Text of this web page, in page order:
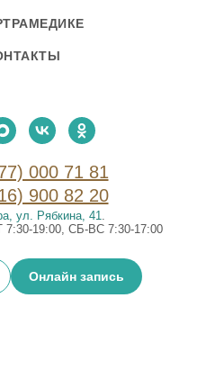
000 71 81
900 82 20
ул. Рябкина, 41.
7:30-19:00, СБ-ВС 7:30-17:00
Онлайн запись